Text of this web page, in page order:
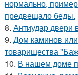
нормально,
предвещало беды.
8. Антиудар двери
9. Дом каминов
товарищества
10. В нашем доме